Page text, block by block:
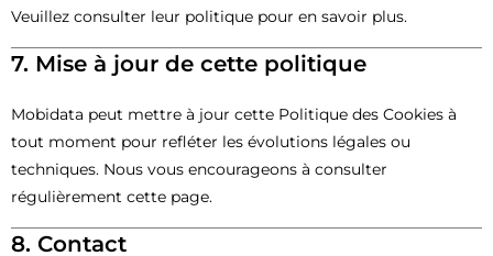
Veuillez consulter leur politique pour en savoir plus.
7. Mise à jour de cette politique
Mobidata peut mettre à jour cette Politique des Cookies à
tout moment pour refléter les évolutions légales ou
techniques. Nous vous encourageons à consulter
régulièrement cette page.
8. Contact